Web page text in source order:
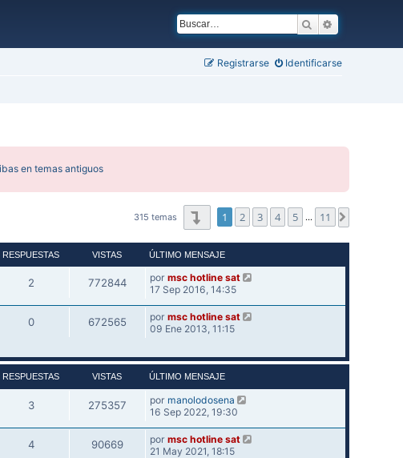
Buscar
Identificarse
Registrarse
en temas antiguos
315 temas Página1 de
1 2 3 4 5 … 11
RESPUESTAS VISTAS ÚLTIMO MENSAJE
2 772844 por msc hotline sat
17 Sep 2016, 14:35
0 672565 por msc hotline sat
09 Ene 2013, 11:15
RESPUESTAS VISTAS ÚLTIMO MENSAJE
3 275357 por manolodosena
16 Sep 2022, 19:30
4 90669 por msc hotline sat
21 May 2021, 18:15